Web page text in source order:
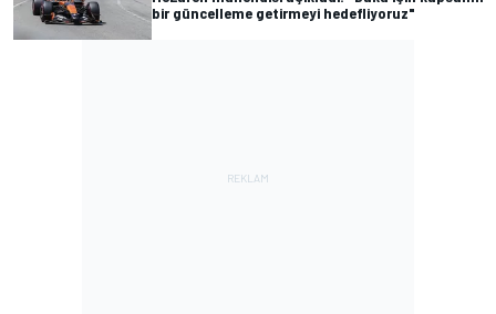
bir güncelleme getirmeyi hedefliyoruz"